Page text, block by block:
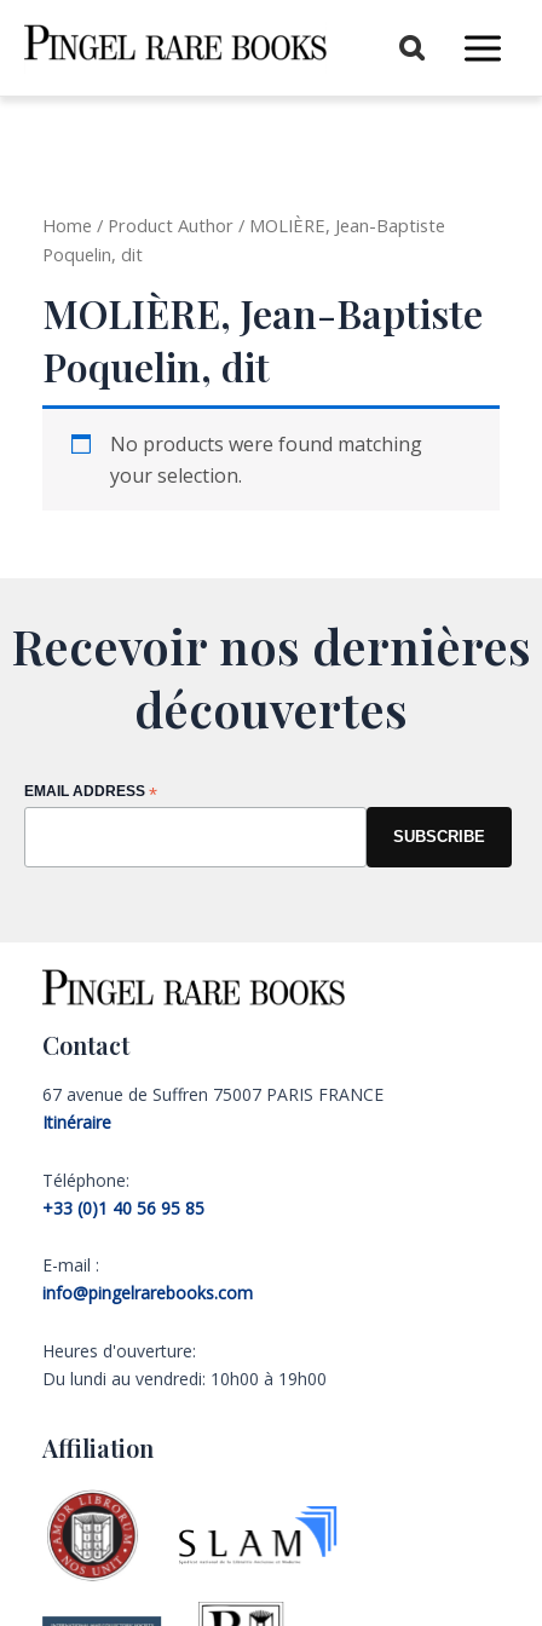
Main
Home / Product Author / MOLIÈRE, Jean-Baptiste
Poquelin, dit
MOLIÈRE, Jean-Baptiste
Poquelin, dit
No products were found matching
your selection.
Recevoir nos dernières
découvertes
EMAIL ADDRESS *
Contact
67 avenue de Suffren 75007 PARIS FRANCE
Itinéraire
Téléphone:
+33 (0)1 40 56 95 85
E-mail :
info@pingelrarebooks.com
Heures d'ouverture:
Du lundi au vendredi: 10h00 à 19h00
Affiliation